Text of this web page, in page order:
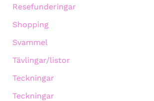
Resefunderingar
Shopping
Svammel
Tävlingar/listor
Teckningar
Teckningar